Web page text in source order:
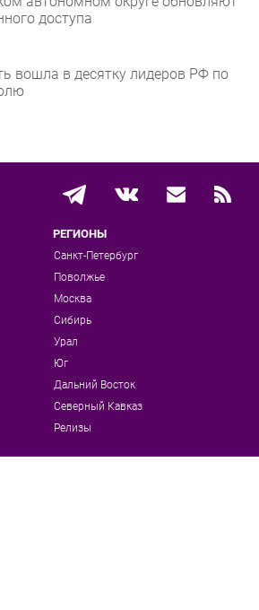
доступа
вошла в десятку лидеров РФ по
РЕГИОНЫ
Санкт-Петербург
Поволжье
Москва
Сибирь
Урал
Юг
Дальний Восток
Северный Кавказ
Релизы